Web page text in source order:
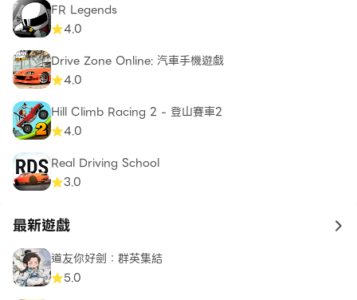
FR Legends
4.0
Drive Zone Online: 汽車手機遊戲
4.0
Hill Climb Racing 2 - 登山賽車2
4.0
Real Driving School
3.0
最新遊戲 to
道友你好劍：群英集結
5.0